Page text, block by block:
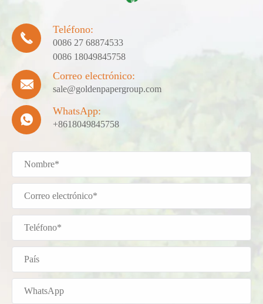

Teléfono:
0086 27 68874533
0086 18049845758

Correo electrónico:
sale@goldenpapergroup.com

WhatsApp:
+8618049845758